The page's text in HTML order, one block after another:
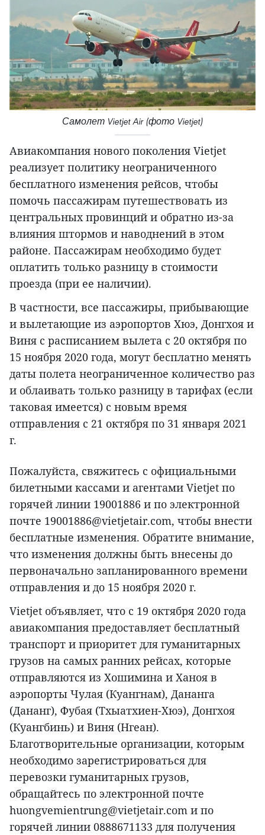
Самолет Vietjet Air (фото Vietjet)
Авиакомпания нового поколения Vietjet
реализует политику неограниченного
бесплатного изменения рейсов, чтобы
помочь пассажирам путешествовать из
центральных провинций и обратно из-за
влияния штормов и наводнений в этом
районе. Пассажирам необходимо будет
оплатить только разницу в стоимости
проезда (при ее наличии).
В частности, все пассажиры, прибывающие
и вылетающие из аэропортов Хюэ, Донгхоя и
Виня с расписанием вылета с 20 октября по
15 ноября 2020 года, могут бесплатно менять
даты полета неограниченное количество раз
и облаивать только разницу в тарифах (если
таковая имеется) с новым время
отправления с 21 октября по 31 января 2021
г.
Пожалуйста, свяжитесь с официальными
билетными кассами и агентами Vietjet по
горячей линии 19001886 и по электронной
почте 19001886@vietjetair.com, чтобы внести
бесплатные изменения. Обратите внимание,
что изменения должны быть внесены до
первоначально запланированного времени
отправления и до 15 ноября 2020 г.
Vietjet объявляет, что с 19 октября 2020 года
авиакомпания предоставляет бесплатный
транспорт и приоритет для гуманитарных
грузов на самых ранних рейсах, которые
отправляются из Хошимина и Ханоя в
аэропорты Чулая (Куангнам), Дананга
(Дананг), Фубая (Тхыатхиен-Хюэ), Донгхоя
(Куангбинь) и Виня (Нгеан).
Благотворительные организации, которым
необходимо зарегистрироваться для
перевозки гуманитарных грузов,
обращайтесь по электронной почте
huongvemientrung@vietjetair.com и по
горячей линии 0888671133 для получения